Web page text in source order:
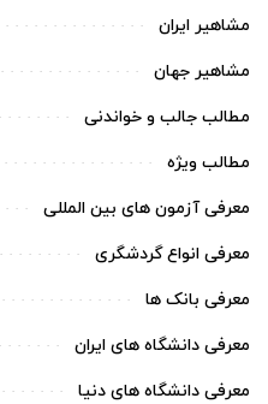
مشاهیر ایران
مشاهیر جهان
مطالب جالب و خواندنی
مطالب ویژه
معرفی آزمون های بین المللی
معرفی انواع گردشگری
معرفی بانک ها
معرفی دانشگاه های ایران
معرفی دانشگاه های دنیا